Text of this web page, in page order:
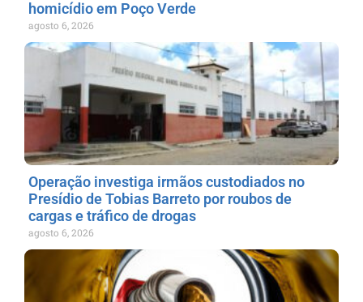
homicídio em Poço Verde
agosto 6, 2026
Operação investiga irmãos custodiados no
Presídio de Tobias Barreto por roubos de
cargas e tráfico de drogas
agosto 6, 2026